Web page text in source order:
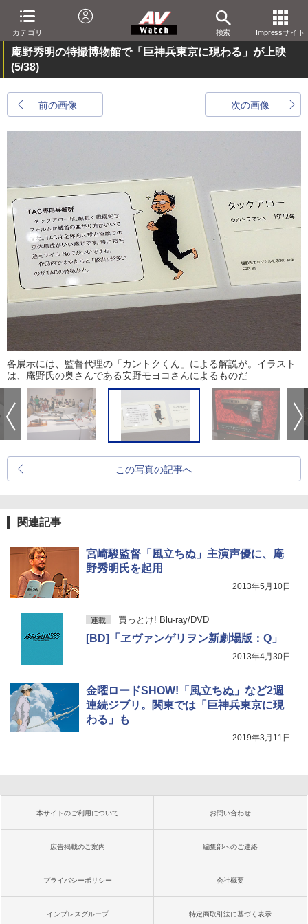
カテゴリ 検索 Impressサイト
庵野秀明の特撮博物館で「巨神兵東京に現わる」が上映
(5/38)
前の画像 次の画像
各展示には、監督代理の「カントクくん」による解説が。イラスト
は、庵野氏の奥さんである安野モヨコさんによるものだ
この写真の記事へ
関連記事
宮崎駿監督「風立ちぬ」主演声優に、庵
野秀明氏を起用
2013年5月10日
連載 買っとけ! Blu-ray/DVD
[BD]「ヱヴァンゲリヲン新劇場版：Q」
2013年4月30日
金曜ロードSHOW!「風立ちぬ」など2週
連続ジブリ。関東では「巨神兵東京に現
わる」も
2019年3月11日
本サイトのご利用について お問い合わせ
広告掲載のご案内 編集部へのご連絡
プライバシーポリシー 会社概要
インプレスグループ 特定商取引法に基づく表示